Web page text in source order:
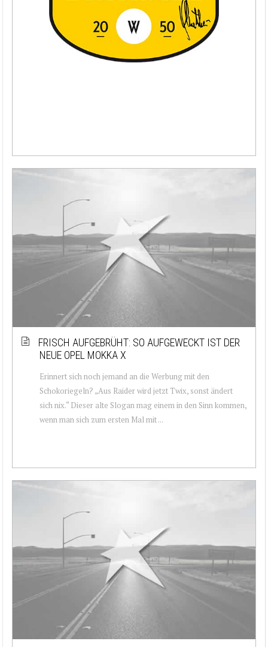
FRISCH AUFGEBRÜHT: SO AUFGEWECKT IST DER
NEUE OPEL MOKKA X
Erinnert sich noch jemand an die Werbung mit den
Schokoriegeln? „Aus Raider wird jetzt Twix, sonst ändert
sich nix.“ Dieser alte Slogan mag einem in den Sinn kommen,
wenn man sich zum ersten Mal mit ...